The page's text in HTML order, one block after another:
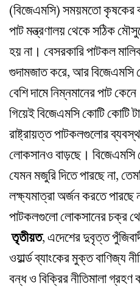
(বিজেএমসি) সময়মতো কৃষকের
পাট মন্ত্রণালয় থেকে সঠিক
হয় না। বেসরকারি পাটকল
গুদামজাত করে, আর বিজেএমসি
বেশি দামে নিম্নমানের পাট
গিয়েই বিজেএমসি কোটি কোটি
রাষ্ট্রায়ত্ত পাটকলগুলোর
লোকসানও বাড়ছে। বিজেএমসি
যেমন মজুরি দিতে পারছে না,
লক্ষ্যমাত্রা অর্জন করতে
পাটকলগুলো লোকসানের চক্র
তৃতীয়ত, এদেশের দুবৃত্ত
ওয়ার্ল্ড ব্যাংকের মুক্ত বাণিজ্য
বন্ধ ও বিক্রির নীতিমালা